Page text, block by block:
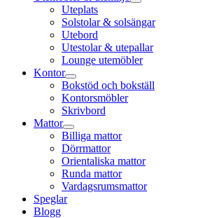
Uteplats
Solstolar & solsängar
Utebord
Utestolar & utepallar
Lounge utemöbler
Kontor
Bokstöd och bokställ
Kontorsmöbler
Skrivbord
Mattor
Billiga mattor
Dörrmattor
Orientaliska mattor
Runda mattor
Vardagsrumsmattor
Speglar
Blogg